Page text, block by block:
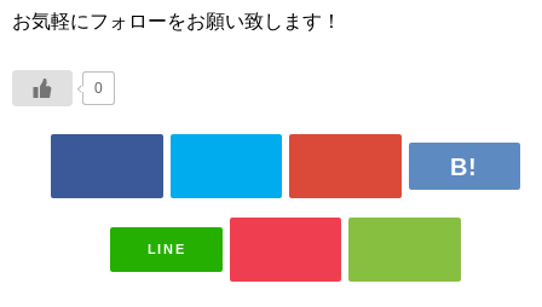
お気軽にフォローをお願い致します！
0
LINE